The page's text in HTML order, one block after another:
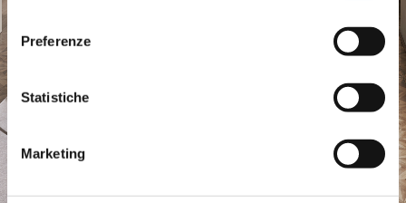
Preferenze
Statistiche
Marketing